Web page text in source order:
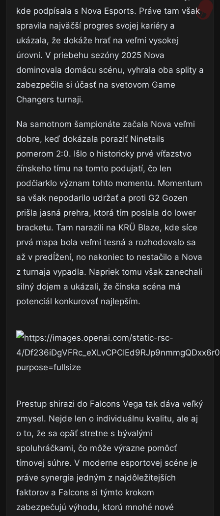
kde podpísala s Nova Esports. Práve tam však
spravila najväčší progres svojej kariéry a
ukázala, že dokáže hrať na veľmi vysokej
úrovni. V priebehu sezóny 2025 Nova
dominovala domácu scénu, vyhrala oba splity a
zabezpečila si účasť na svetovom Game
Changers turnaji.
Na samotnom šampionáte začala Nova veľmi
dobre, keď dokázala poraziť Ninetails
pomerom 2:0. Išlo o historicky prvé víťazstvo
čínskeho tímu na tomto podujatí, čo len
podčiarklo význam tohto momentu. Momentum
sa však nepodarilo udržať a proti G2 Gozen
prišla jasná prehra, ktorá tím poslala do lower
bracketu. Tam narazili na KRÜ Blaze, kde síce
prvá mapa bola veľmi tesná a rozhodovalo sa
až v predĺžení, no nakoniec to nestačilo a Nova
z turnaja vypadla. Napriek tomu však zanechali
silný dojem a ukázali, že čínska scéna má
potenciál konkurovať najlepším.
Prestup shirazi do Falcons Vega tak dáva veľký
zmysel. Nejde len o individuálnu kvalitu, ale aj
o to, že sa opäť stretne s bývalými
spoluhráčkami, čo môže výrazne pomôcť
tímovej súhre. V moderne esportovej scéne je
práve synergia jedným z najdôležitejších
faktorov a Falcons si týmto krokom
zabezpečujú výhodu, ktorú mnohé nové